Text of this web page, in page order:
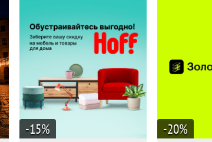
-15% -20%